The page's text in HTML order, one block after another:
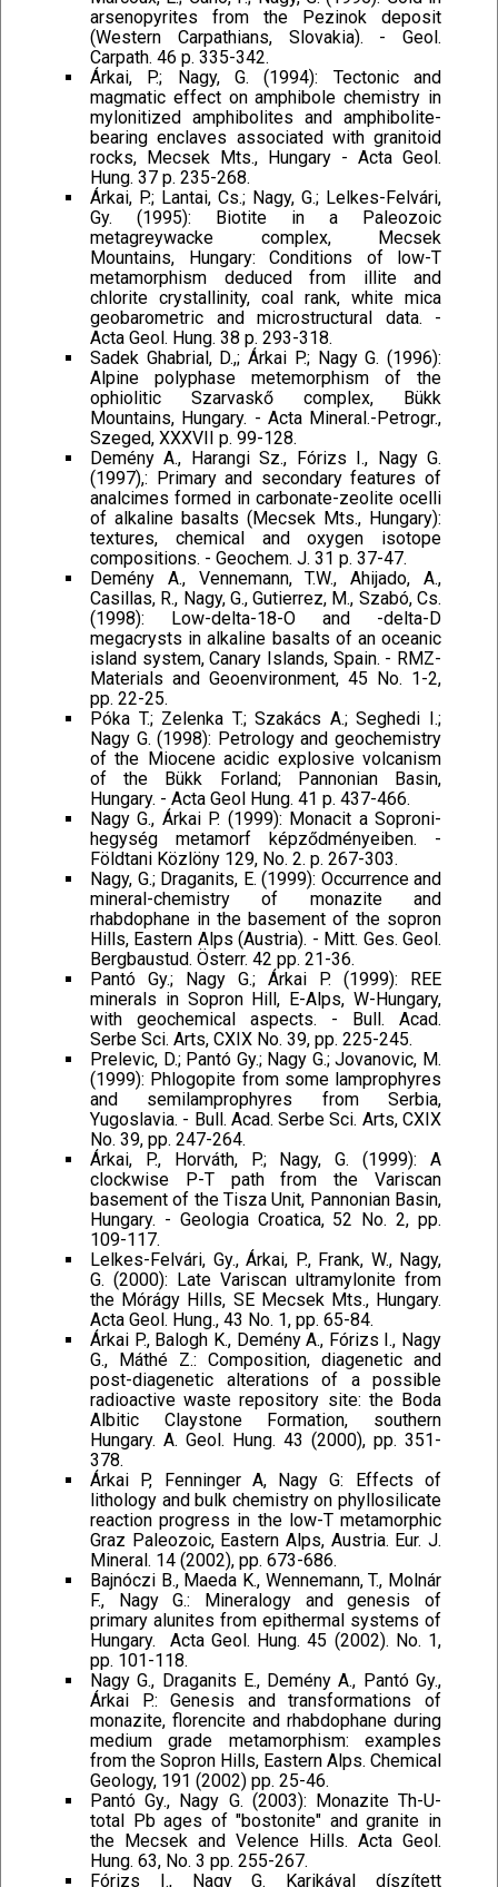
arsenopyrites from the Pezinok deposit
(Western Carpathians, Slovakia). - Geol.
Carpath. 46 p. 335-342.
Árkai, P.; Nagy, G. (1994): Tectonic and
magmatic effect on amphibole chemistry in
mylonitized amphibolites and amphibolite-
bearing enclaves associated with granitoid
rocks, Mecsek Mts., Hungary - Acta Geol.
Hung. 37 p. 235-268.
Árkai, P.; Lantai, Cs.; Nagy, G.; Lelkes-Felvári,
Gy. (1995): Biotite in a Paleozoic
metagreywacke complex, Mecsek
Mountains, Hungary: Conditions of low-T
metamorphism deduced from illite and
chlorite crystallinity, coal rank, white mica
geobarometric and microstructural data. -
Acta Geol. Hung. 38 p. 293-318.
Sadek Ghabrial, D.,; Árkai P.; Nagy G. (1996):
Alpine polyphase metemorphism of the
ophiolitic Szarvaskő complex, Bükk
Mountains, Hungary. - Acta Mineral.-Petrogr.,
Szeged, XXXVII p. 99-128.
Demény A., Harangi Sz., Fórizs I., Nagy G.
(1997),: Primary and secondary features of
analcimes formed in carbonate-zeolite ocelli
of alkaline basalts (Mecsek Mts., Hungary):
textures, chemical and oxygen isotope
compositions. - Geochem. J. 31 p. 37-47.
Demény A., Vennemann, T.W., Ahijado, A.,
Casillas, R., Nagy, G., Gutierrez, M., Szabó, Cs.
(1998): Low-delta-18-O and -delta-D
megacrysts in alkaline basalts of an oceanic
island system, Canary Islands, Spain. - RMZ-
Materials and Geoenvironment, 45 No. 1-2,
pp. 22-25.
Póka T.; Zelenka T.; Szakács A.; Seghedi I.;
Nagy G. (1998): Petrology and geochemistry
of the Miocene acidic explosive volcanism
of the Bükk Forland; Pannonian Basin,
Hungary. - Acta Geol Hung. 41 p. 437-466.
Nagy G., Árkai P. (1999): Monacit a Soproni-
hegység metamorf képződményeiben. -
Földtani Közlöny 129, No. 2. p. 267-303.
Nagy, G.; Draganits, E. (1999): Occurrence and
mineral-chemistry of monazite and
rhabdophane in the basement of the sopron
Hills, Eastern Alps (Austria). - Mitt. Ges. Geol.
Bergbaustud. Österr. 42 pp. 21-36.
Pantó Gy.; Nagy G.; Árkai P. (1999): REE
minerals in Sopron Hill, E-Alps, W-Hungary,
with geochemical aspects. - Bull. Acad.
Serbe Sci. Arts, CXIX No. 39, pp. 225-245.
Prelevic, D.; Pantó Gy.; Nagy G.; Jovanovic, M.
(1999): Phlogopite from some lamprophyres
and semilamprophyres from Serbia,
Yugoslavia. - Bull. Acad. Serbe Sci. Arts, CXIX
No. 39, pp. 247-264.
Árkai, P., Horváth, P.; Nagy, G. (1999): A
clockwise P-T path from the Variscan
basement of the Tisza Unit, Pannonian Basin,
Hungary. - Geologia Croatica, 52 No. 2, pp.
109-117.
Lelkes-Felvári, Gy., Árkai, P., Frank, W., Nagy,
G. (2000): Late Variscan ultramylonite from
the Mórágy Hills, SE Mecsek Mts., Hungary.
Acta Geol. Hung., 43 No. 1, pp. 65-84.
Árkai P., Balogh K., Demény A., Fórizs I., Nagy
G., Máthé Z.: Composition, diagenetic and
post-diagenetic alterations of a possible
radioactive waste repository site: the Boda
Albitic Claystone Formation, southern
Hungary. A. Geol. Hung. 43 (2000), pp. 351-
378.
Árkai P, Fenninger A, Nagy G: Effects of
lithology and bulk chemistry on phyllosilicate
reaction progress in the low-T metamorphic
Graz Paleozoic, Eastern Alps, Austria. Eur. J.
Mineral. 14 (2002), pp. 673-686.
Bajnóczi B., Maeda K., Wennemann, T., Molnár
F., Nagy G.: Mineralogy and genesis of
primary alunites from epithermal systems of
Hungary.  Acta Geol. Hung. 45 (2002). No. 1,
pp. 101-118.
Nagy G., Draganits E., Demény A., Pantó Gy.,
Árkai P.: Genesis and transformations of
monazite, florencite and rhabdophane during
medium grade metamorphism: examples
from the Sopron Hills, Eastern Alps. Chemical
Geology, 191 (2002) pp. 25-46.
Pantó Gy., Nagy G. (2003): Monazite Th-U-
total Pb ages of "bostonite" and granite in
the Mecsek and Velence Hills. Acta Geol.
Hung. 63, No. 3 pp. 255-267.
Fórizs I., Nagy G. Karikával díszített